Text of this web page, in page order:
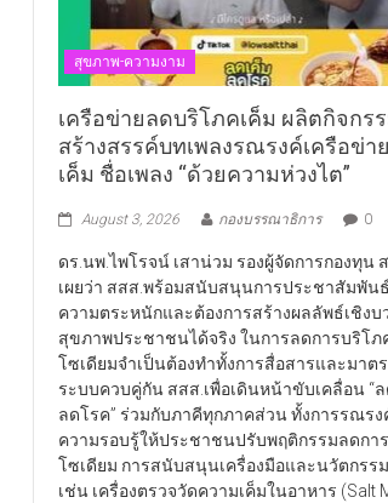
สุขภาพ-ความงาม
เครือข่ายลดบริโภคเค็ม ผลิตกิจกร
สร้างสรรค์บทเพลงรณรงค์เครือข่า
เค็ม ชื่อเพลง “ด้วยความห่วงไต”
August 3, 2026 กองบรรณาธิการ 0
ดร.นพ.ไพโรจน์ เสาน่วม รองผู้จัดการกองทุน
เผยว่า สสส.พร้อมสนับสนุนการประชาสัมพัน
ความตระหนักและต้องการสร้างผลลัพธ์เชิงบ
สุขภาพประชาชนได้จริง ในการลดการบริโภ
โซเดียมจำเป็นต้องทำทั้งการสื่อสารและมาตร
ระบบควบคู่กัน สสส.เพื่อเดินหน้าขับเคลื่อน “ล
ลดโรค” ร่วมกับภาคีทุกภาคส่วน ทั้งการรณรง
ความรอบรู้ให้ประชาชนปรับพฤติกรรมลดกา
โซเดียม การสนับสนุนเครื่องมือและนวัตกรร
เช่น เครื่องตรวจวัดความเค็มในอาหาร (Salt